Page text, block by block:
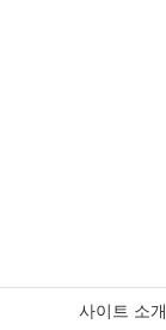
사이트 소개